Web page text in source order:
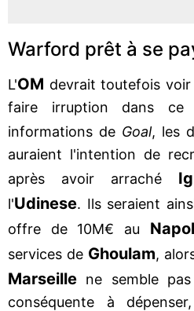
Warford prêt à se
L'OM devrait toutefois
faire irruption dans ce
informations de Goal, les
auraient l'intention de
après avoir arraché
l'Udinese. Ils seraient
offre de 10M€ au
services de Ghoulam,
Marseille ne semble
conséquente à